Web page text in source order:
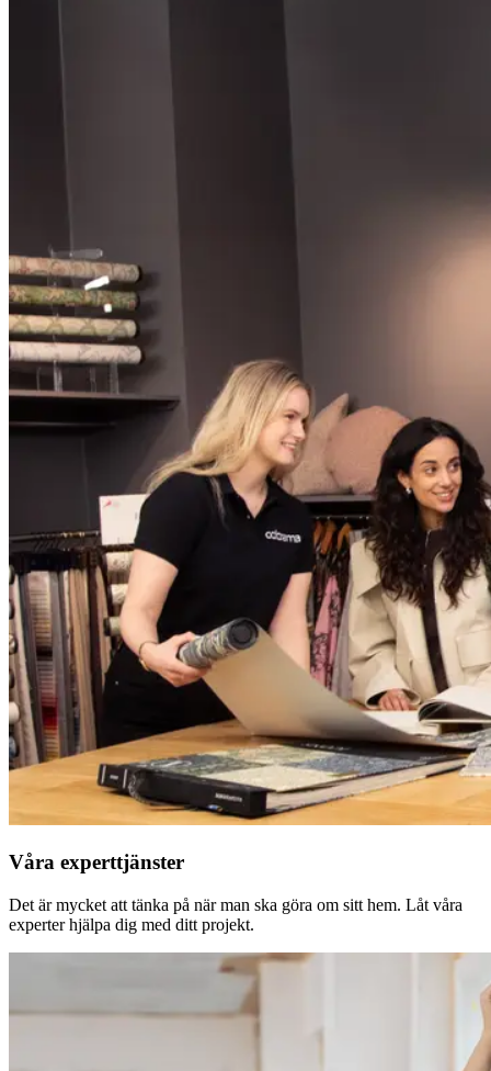
Våra experttjänster
Det är mycket att tänka på när man ska göra om sitt hem. Låt våra
experter hjälpa dig med ditt projekt.